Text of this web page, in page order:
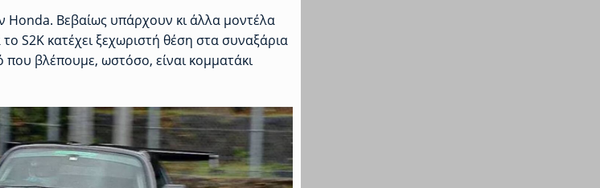
Honda. Βεβαίως υπάρχουν κι άλλα μοντέλα
S2K κατέχει ξεχωριστή θέση στα συναξάρια
που βλέπουμε, ωστόσο, είναι κομματάκι